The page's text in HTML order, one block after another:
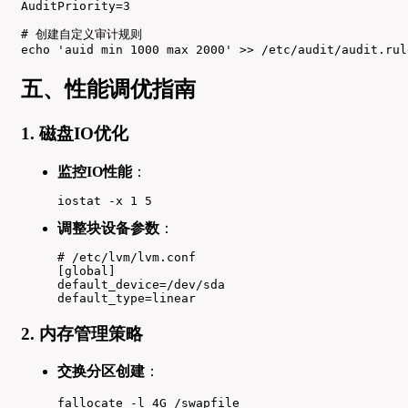
AuditPriority=3
# 创建自定义审计规则
echo 'auid min 1000 max 2000' >> /etc/audit/
五、性能调优指南
1. 磁盘IO优化
监控IO性能：
iostat -x 1 5
调整块设备参数 ：
# /etc/lvm/lvm.conf
[global]
default_device=/dev/sda
default_type=linear
2. 内存管理策略
交换分区创建 ：
fallocate -l 4G /swapfile